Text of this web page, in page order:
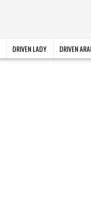
DRIVEN LADY DRIVEN